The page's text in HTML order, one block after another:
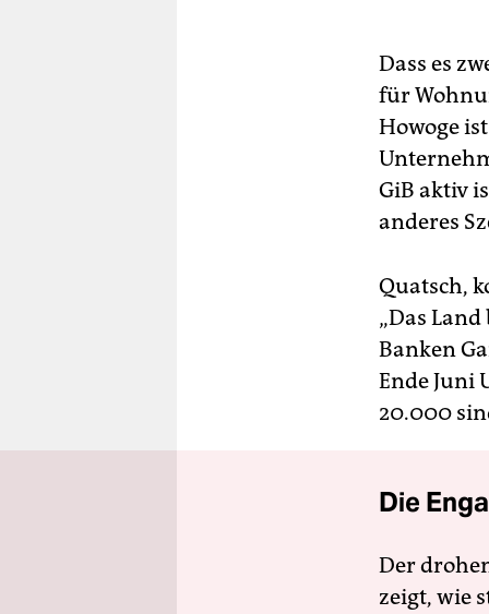
Dass es
für
Howoge
GiB aktiv
anderes
Quatsch,
„Das
Banken
Ende Juni
20.000
Die
Der
zeigt, wie